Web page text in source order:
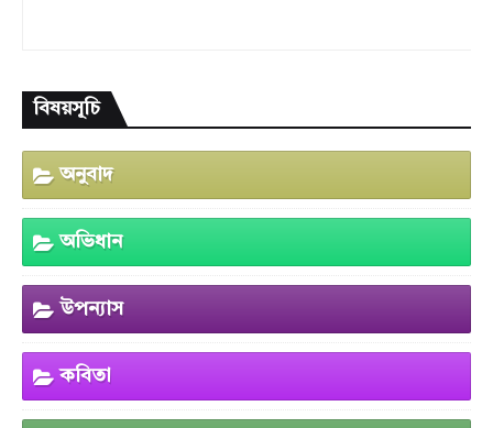
বিষয়সূচি
অনুবাদ
অভিধান
উপন্যাস
কবিতা